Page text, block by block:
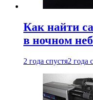
Как найти
в ночном
2 года спустя2 года